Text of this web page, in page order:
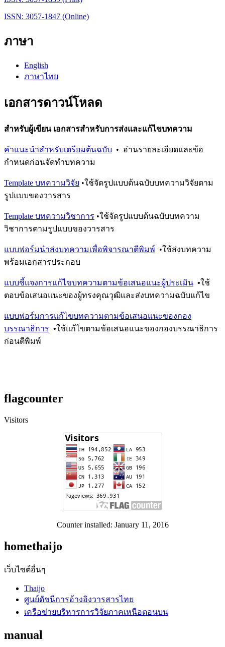
ISSN: 3057-1847 (Online)
ภาษา
English
ภาษาไทย
เอกสารดาวน์โหลด
สำหรับผู้เขียน เอกสารสำหรับการส่งและแก้ไขบทความ
คำแนะนำสำหรับเตรียมต้นฉบับ • อ่านรายละเอียดและข้อ
กำหนดก่อนจัดทำบทความ
Template บทความวิจัย •ใช้จัดรูปแบบต้นฉบับบทความวิจัยตาม
รูปแบบของวารสาร
Template บทความวิชาการ •ใช้จัดรูปแบบต้นฉบับบทความ
วิชาการตามรูปแบบของวารสาร
แบบฟอร์มนำส่งบทความเพื่อพิจารณาตีพิมพ์ •ใช้ส่งบทความ
พร้อมเอกสารประกอบ
แบบชี้แจงการแก้ไขบทความตามข้อเสนอแนะผู้ประเมิน •ใช้
ตอบข้อเสนอแนะของผู้ทรงคุณวุฒิและส่งบทความฉบับแก้ไข
แบบฟอร์มการแก้ไขบทความตามข้อเสนอแนะของกอง
บรรณาธิการ •ใช้แก้ไขตามข้อเสนอแนะของกองบรรณาธิการ
ก่อนตีพิมพ์
flagcounter
Visitors
Counter installed: January 11, 2016
homethaijo
เว็บไซต์อื่นๆ
Thaijo
ศูนย์ดัชนีการอ้างอิงวารสารไทย
เครือข่ายบริหารการวิจัยภาคเหนือตอนบน
manual